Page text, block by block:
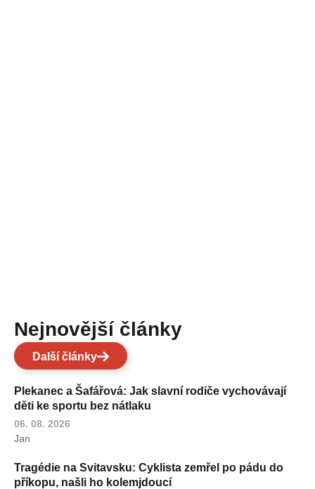
Nejnovější články
Další články
Plekanec a Šafářová: Jak slavní rodiče vychovávají
děti ke sportu bez nátlaku
06. 08. 2026
Jan
Tragédie na Svitavsku: Cyklista zemřel po pádu do
příkopu, našli ho kolemjdoucí